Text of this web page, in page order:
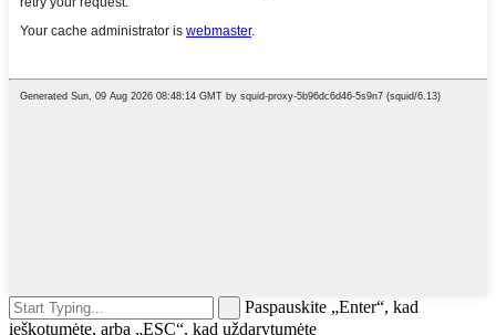
Paspauskite „Enter“, kad
ieškotumėte, arba „ESC“, kad uždarytumėte